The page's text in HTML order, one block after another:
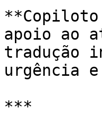
apoio ao
tradução
urgência
***